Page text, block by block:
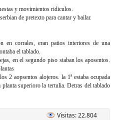
y movimientos ridiculos.
de pretexto para cantar y bailar.
en corrales, eran patios interiores de una
el tablado.
en el segundo piso staban los aposentos.
2 aopsentos alojeros. la 1ª estaba ocupada
planta superioro la tertulia. Detras del tablado
Visitas: 22.804